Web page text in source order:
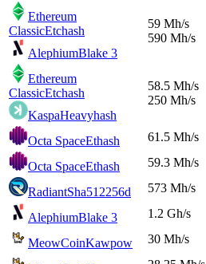
Ethereum
ClassicEtchash
AlephiumBlake 3
59 Mh/s
590 Mh/s
Ethereum
ClassicEtchash
KaspaHeavyhash
58.5 Mh/s
250 Mh/s
Octa SpaceEthash 61.5 Mh/s
Octa SpaceEthash 59.3 Mh/s
RadiantSha512256d 573 Mh/s
AlephiumBlake 3 1.2 Gh/s
MeowCoinKawpow 30 Mh/s